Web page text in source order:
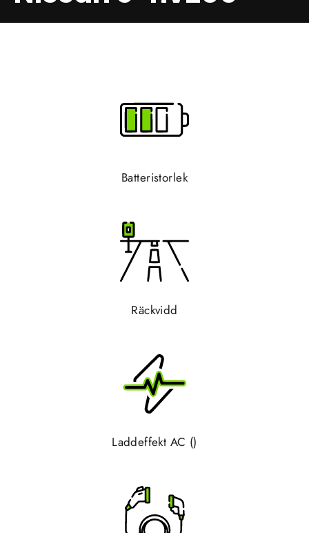
Batteristorlek
Räckvidd
Laddeffekt AC ()